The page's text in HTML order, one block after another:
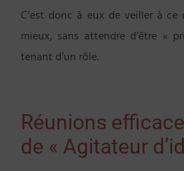
C’est donc à eux de veiller à
mieux, sans attendre d’être «
tenant d’un rôle.
Réunions
de « Agitateur